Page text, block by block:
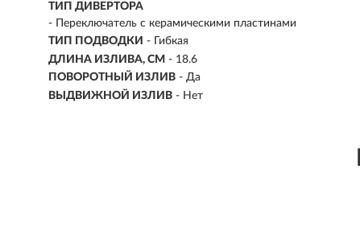
ТИП ДИВЕРТОРА
- Переключатель с керамическими пластинами
ТИП ПОДВОДКИ -
Гибкая
ДЛИНА ИЗЛИВА, СМ - 18.6
ПОВОРОТНЫЙ ИЗЛИВ - Да
ВЫДВИЖНОЙ ИЗЛИВ - Нет